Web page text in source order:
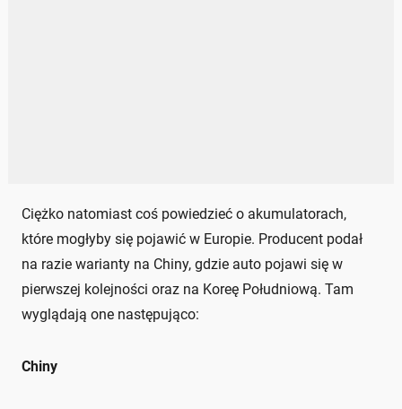
Ciężko natomiast coś powiedzieć o akumulatorach,
które mogłyby się pojawić w Europie. Producent podał
na razie warianty na Chiny, gdzie auto pojawi się w
pierwszej kolejności oraz na Koreę Południową. Tam
wyglądają one następująco:
Chiny